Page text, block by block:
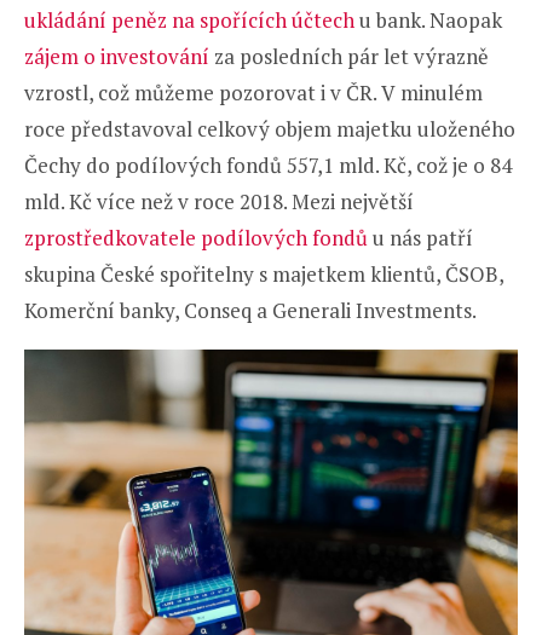
ukládání peněz na spořících účtechu bank. Naopak
zájem o investování za posledních pár let výrazně
vzrostl, což můžeme pozorovat i v ČR. V minulém
roce představoval celkový objem majetku uloženého
Čechy do podílových fondů 557,1 mld. Kč, což je o 84
mld. Kč více než v roce 2018. Mezi největší
zprostředkovatele podílových fondůu nás patří
skupina České spořitelny s majetkem klientů, ČSOB,
Komerční banky, Conseq a Generali Investments.